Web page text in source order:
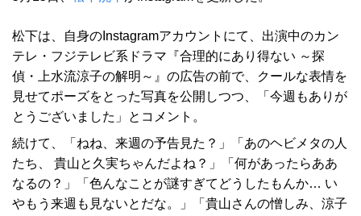
松下は、自身のInstagramアカウントにて、出演中のカン
テレ・フジテレビ系ドラマ『合理的にあり得ない ～探
偵・上水流涼子の解明～』の広告の前で、クールな表情を
見せてポーズをとった写真を公開しつつ、「今週もありが
とうございました」とコメント。
続けて、「ねね、来週の予告見た？」「あのヘビメタの人
たち、 貴山と久実ちゃんだよね？」「何があったらああ
なるの？」「色んなことが謎すぎてどうしたもんか… い
やもう来週も見ないとだな。」「貴山さんの憎しみ、涼子